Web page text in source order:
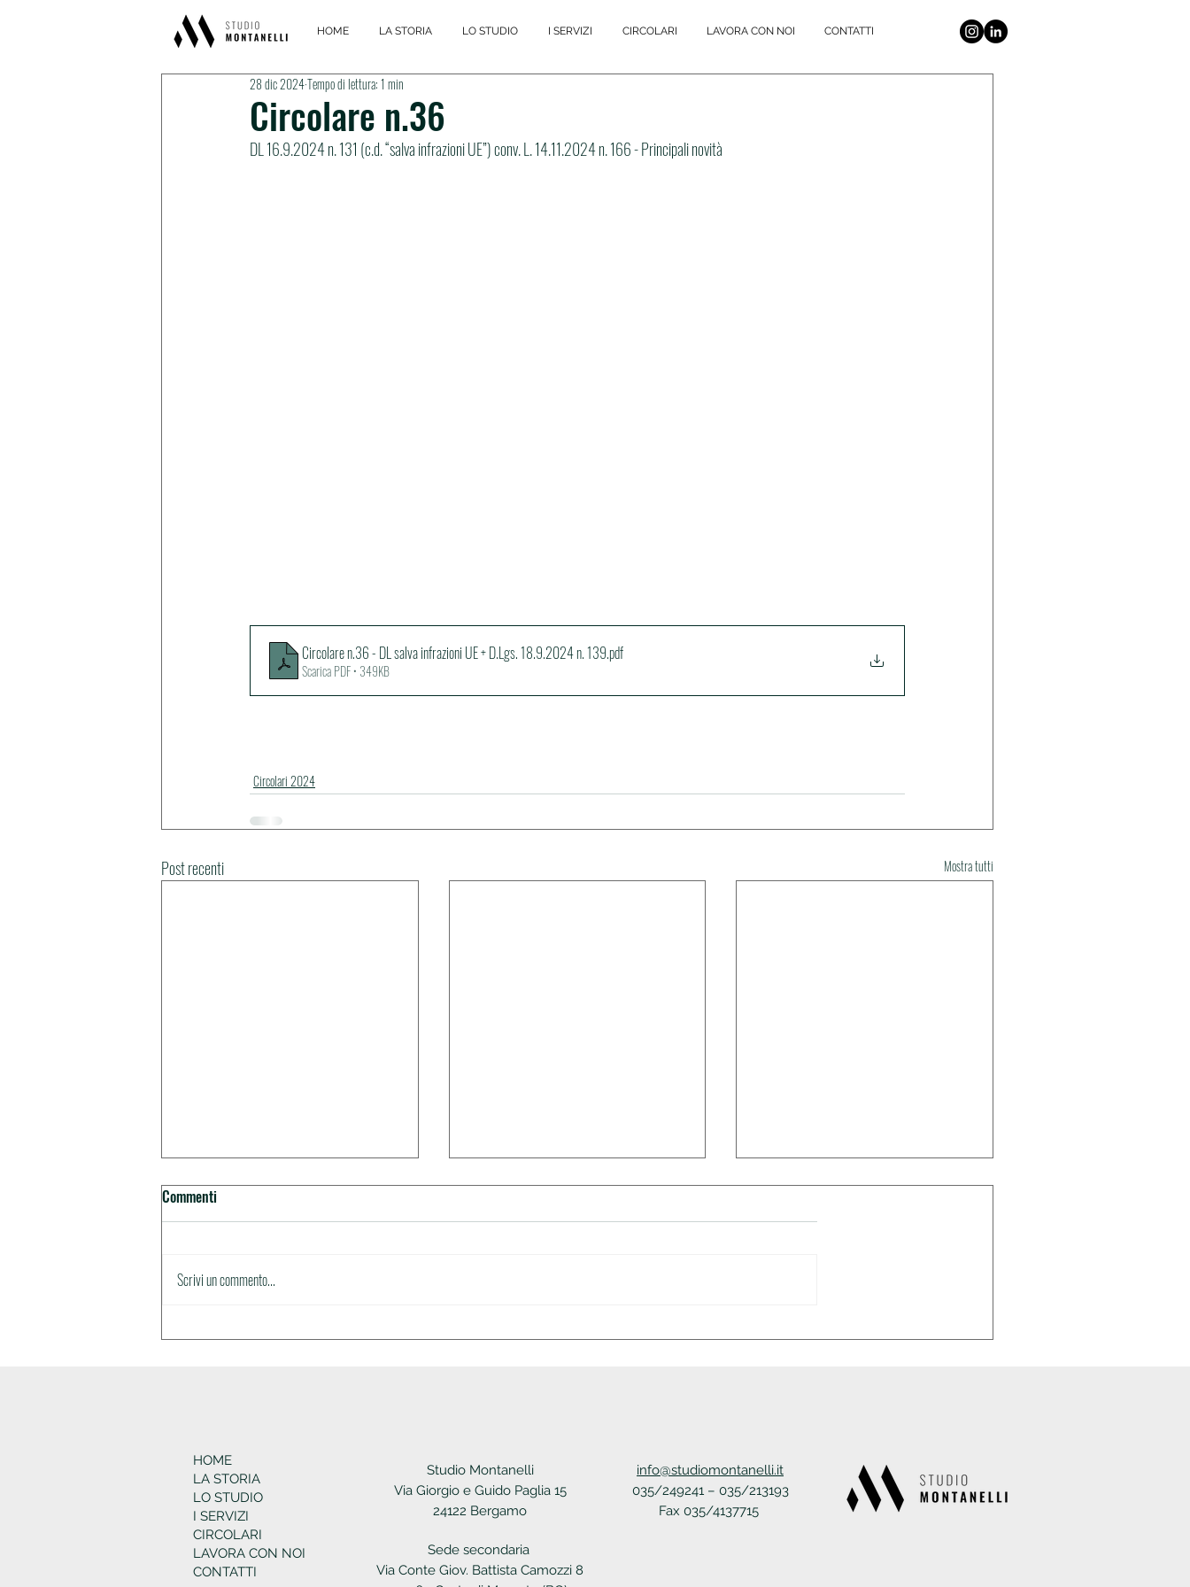
HOME LA STORIA LO STUDIO I SERVIZI CIRCOLARI LAVORA CON NOI CONTATTI
Circolare n.36
28 dic 2024Tempo di lettura: 1 min
DL 16.9.2024 n. 131 (c.d. “salva infrazioni UE”) conv. L. 14.11.2024 n. 166 - Principali novità
Circolare n.36 - DL salva infrazioni UE + D.Lgs. 18.9.2024 n. 139.pdf
Scarica PDF • 349KB
Circolari 2024
Post recenti Mostra tutti
Commenti
Scrivi un commento...
HOME
LA STORIA
LO STUDIO
I SERVIZI
CIRCOLARI
LAVORA CON NOI
CONTATTI
Studio Montanelli
Via Giorgio e Guido Paglia 15
24122 Bergamo
Sede secondaria
Via Conte Giov. Battista Camozzi 8
info@studiomontanelli.it
035/249241 – 035/213193
Fax 035/4137715